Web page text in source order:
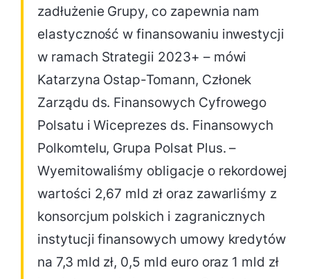
zadłużenie Grupy, co zapewnia nam
elastyczność w finansowaniu inwestycji
w ramach Strategii 2023+ – mówi
Katarzyna Ostap-Tomann, Członek
Zarządu ds. Finansowych Cyfrowego
Polsatu i Wiceprezes ds. Finansowych
Polkomtelu, Grupa Polsat Plus. –
Wyemitowaliśmy obligacje o rekordowej
wartości 2,67 mld zł oraz zawarliśmy z
konsorcjum polskich i zagranicznych
instytucji finansowych umowy kredytów
na 7,3 mld zł, 0,5 mld euro oraz 1 mld zł